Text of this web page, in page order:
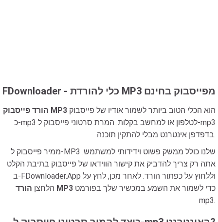
FDownloader - כלי להורדת MP3 מפייסבוק בחינם
הורד פייסבוק MP3
כ-mp3 לטלפון או למחשב בקלות. המרת סרטוני פייסבוק ל-mp3
בדפדפן אינטרנט מבלי להתקין תוכנה.
ממיר פייסבוק ל-MP3 שלנו כולל ממשק פשוט וידידותי למשתמש.
אתה רק צריך להדביק את קישור הווידאו של פייסבוק בתיבת הקלט
ב-FDownloader.App וללחוץ על כפתור הורד. לאחר מכן, לחץ על
הלחצן הורד MP3
mp3.